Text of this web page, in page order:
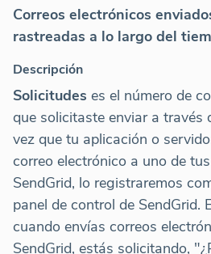
Correos electrónicos
rastreadas a lo largo del
Descripción
Solicitudes es el número de
que solicitaste enviar a través
vez que tu aplicación o
correo electrónico a uno de
SendGrid, lo registraremos
panel de control de SendGrid.
cuando envías correos
SendGrid, estás solicitando,